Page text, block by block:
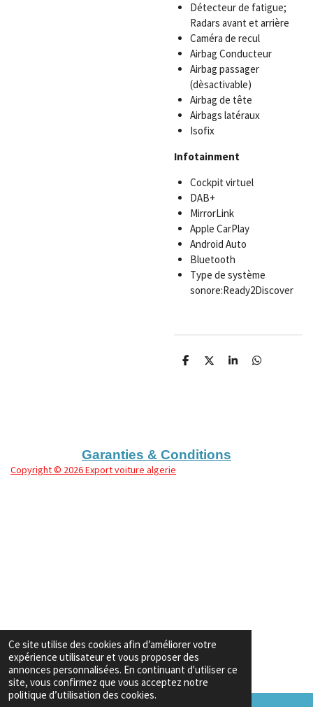
Ce site utilise des cookies afin d’améliorer votre
expérience utilisateur et vous proposer des
annonces personnalisées. En continuant d'utiliser ce
site, vous confirmez que vous acceptez notre
politique d’utilisation des cookies.
Détecteur de fatigue;
Radars avant et arrière
Caméra de recul
Airbag Conducteur
Airbag passager
(dèsactivable)
Airbag de tête
Airbags latéraux
Isofix
Infotainment
Cockpit virtuel
DAB+
MirrorLink
Apple CarPlay
Android Auto
Bluetooth
Type de système
sonore:Ready2Discover
P
P
P
P
Garanties & Conditions
Copyright© 2026 Export voiture algerie